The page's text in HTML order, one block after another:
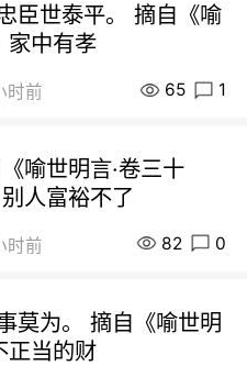
臣世泰平。 摘自《喻
家中有孝
时前 65 1
喻世明言·卷三十
人富裕不了
时前 82 0
莫为。 摘自《喻世明
正当的财